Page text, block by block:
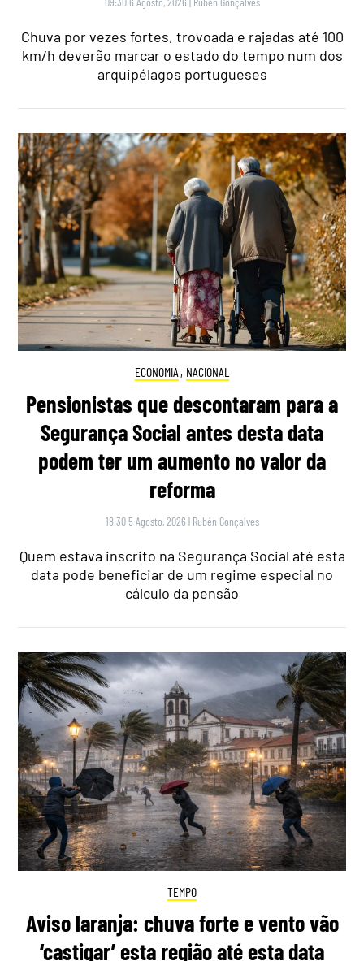
Chuva por vezes fortes, trovoada e rajadas até 100
km/h deverão marcar o estado do tempo num dos
arquipélagos portugueses
ECONOMIA , NACIONAL
Pensionistas que descontaram para a
Segurança Social antes desta data
podem ter um aumento no valor da
reforma
18:30 5 Agosto, 2026 | Rubén Gonçalves
Quem estava inscrito na Segurança Social até esta
data pode beneficiar de um regime especial no
cálculo da pensão
TEMPO
Aviso laranja: chuva forte e vento vão
‘castigar’ esta região até esta data